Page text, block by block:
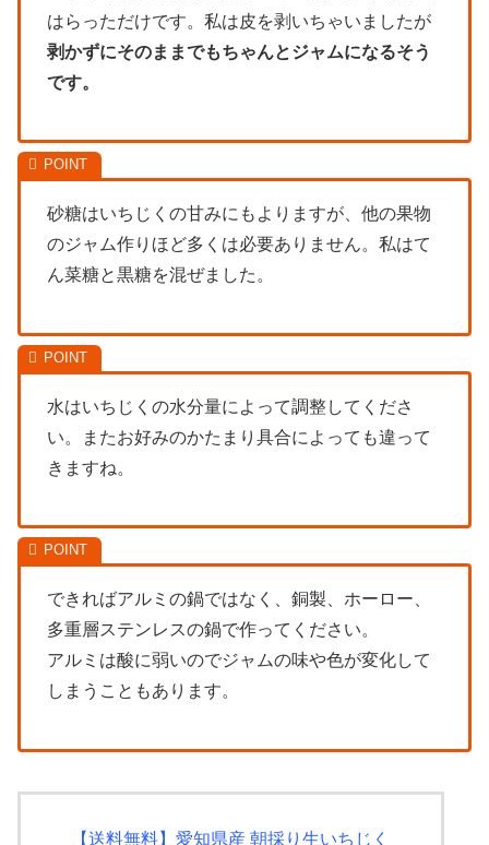
はらっただけです。私は皮を剥いちゃいましたが
剥かずにそのままでもちゃんとジャムになるそう
です。
砂糖はいちじくの甘みにもよりますが、他の果物
のジャム作りほど多くは必要ありません。私はて
ん菜糖と黒糖を混ぜました。
水はいちじくの水分量によって調整してくださ
い。またお好みのかたまり具合によっても違って
きますね。
できればアルミの鍋ではなく、銅製、ホーロー、
多重層ステンレスの鍋で作ってください。
アルミは酸に弱いのでジャムの味や色が変化して
しまうこともあります。
【送料無料】愛知県産 朝採り生いちじく